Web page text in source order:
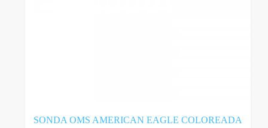
SONDA OMS AMERICAN EAGLE COLOREADA